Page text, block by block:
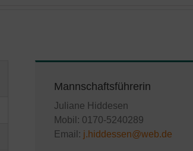
Mannschaftsführerin
Juliane Hiddesen
Mobil: 0170-5240289
Email: j.hiddessen@web.de